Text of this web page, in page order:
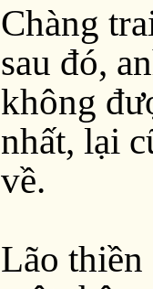
Chàng
sau đó,
không
nhất, lại
về.
Lão thiền